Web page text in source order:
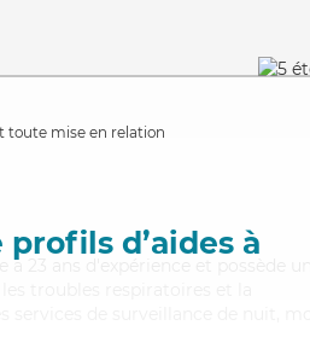
toute mise en relation
d’aides à
a 23 ans d'expérience et possède un
troubles respiratoires et la